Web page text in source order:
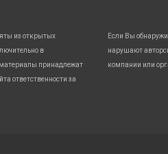
из открытых
в
принадлежат
ответственности за
Если Вы
нарушают
компании или